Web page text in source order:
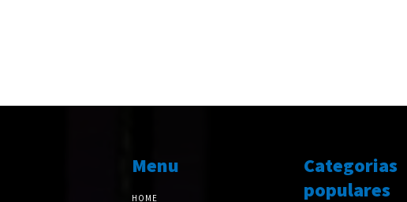
Menu
HOME
Categorias
populares